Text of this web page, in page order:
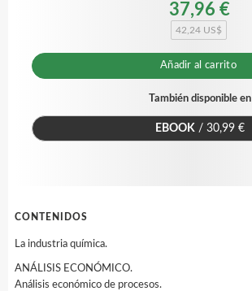
37,96 €
42,24 US$
Añadir al carrito
También disponible en
EBOOK / 30,99 €
CONTENIDOS
La industria química.
ANÁLISIS ECONÓMICO.
Análisis económico de procesos.